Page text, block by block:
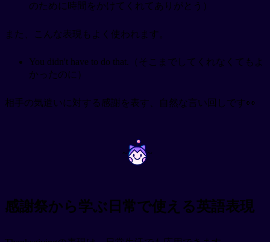
のために時間をかけてくれてありがとう）
また、こんな表現もよく使われます。
You didn't have to do that.（そこまでしてくれなくてもよ
かったのに）
相手の気遣いに対する感謝を表す、自然な言い回しです👀
~ ~
感謝祭から学ぶ日常で使える英語表現